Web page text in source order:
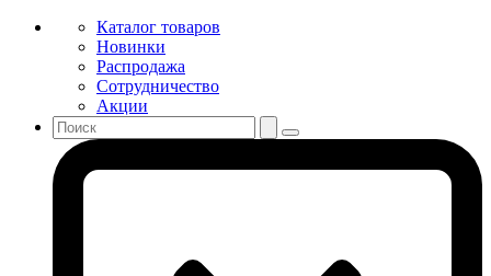
Каталог товаров
Новинки
Распродажа
Сотрудничество
Акции